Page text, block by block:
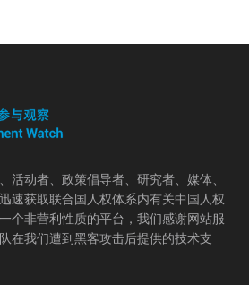
活动者、政策倡导者、研究者、媒体、
速获取联合国人权体系内有关中国人权
个非营利性质的平台，我们感谢网站服
在我们遭到黑客攻击后提供的技术支